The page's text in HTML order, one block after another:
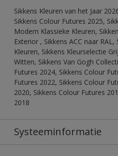
Sikkens Kleuren van het Jaar
Sikkens Colour Futures 2025,
Modern Klassieke Kleuren,
Exterior , Sikkens ACC naar
Kleuren, Sikkens Kleurselectie
Witten, Sikkens Van Gogh
Futures 2024, Sikkens Colour
Futures 2022, Sikkens Colour
2020, Sikkens Colour Futures
2018
Systeeminformatie